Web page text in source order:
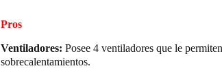
Pros
Ventiladores:Posee 4 ventiladores que le
sobrecalentamientos.